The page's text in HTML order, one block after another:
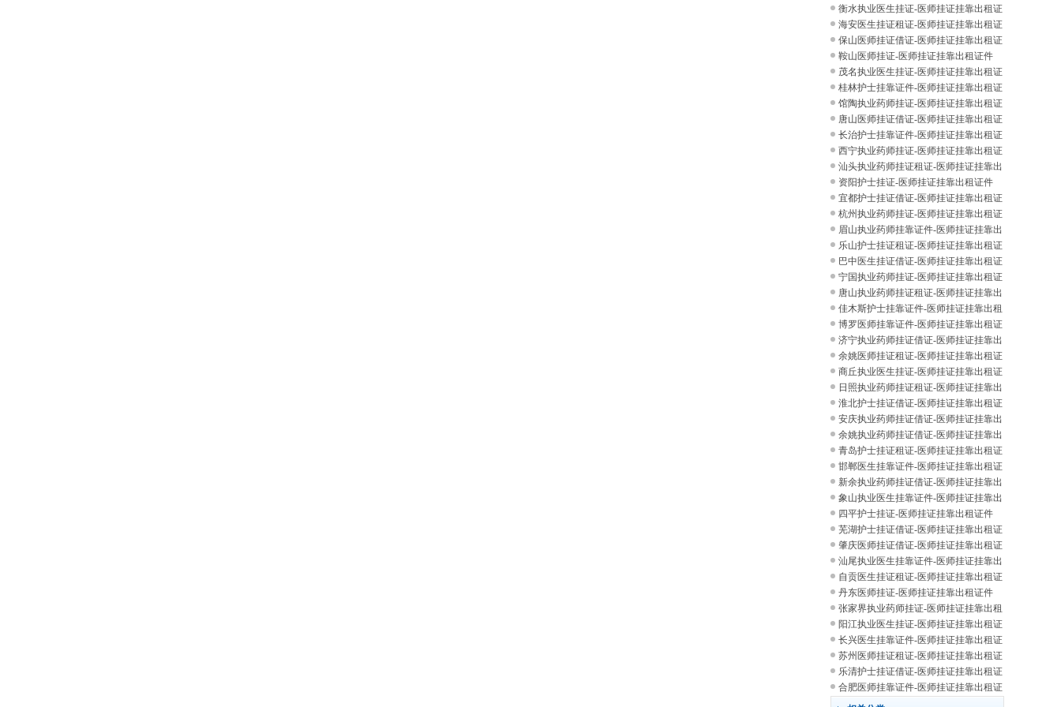
件衡水执业医生挂证-医师挂证挂靠出租证
件海安医生挂证租证-医师挂证挂靠出租证
件保山医师挂证借证-医师挂证挂靠出租证
件鞍山医师挂证-医师挂证挂靠出租证件
茂名执业医生挂证-医师挂证挂靠出租证
件桂林护士挂靠证件-医师挂证挂靠出租证
件馆陶执业药师挂证-医师挂证挂靠出租证
件唐山医师挂证借证-医师挂证挂靠出租证
件长治护士挂靠证件-医师挂证挂靠出租证
件西宁执业药师挂证-医师挂证挂靠出租证
件汕头执业药师挂证租证-医师挂证挂靠出
租证资阳护士挂证-医师挂证挂靠出租证件
宜都护士挂证借证-医师挂证挂靠出租证
件杭州执业药师挂证-医师挂证挂靠出租证
件 眉山执业药师挂靠证件-医师挂证挂靠出
租证乐山护士挂证租证-医师挂证挂靠出租证
件巴中医生挂证借证-医师挂证挂靠出租证
件宁国执业药师挂证-医师挂证挂靠出租证
件唐山执业药师挂证租证-医师挂证挂靠出
租证佳木斯护士挂靠证件-医师挂证挂靠出租
证件博罗医师挂靠证件-医师挂证挂靠出租证
件济宁执业药师挂证借证-医师挂证挂靠出
租证余姚医师挂证租证-医师挂证挂靠出租证
件商丘执业医生挂证-医师挂证挂靠出租证
件 日照执业药师挂证租证-医师挂证挂靠出
租证淮北护士挂证借证-医师挂证挂靠出租证
件安庆执业药师挂证借证-医师挂证挂靠出
租证余姚执业药师挂证借证-医师挂证挂靠出
租证青岛护士挂证租证-医师挂证挂靠出租证
件邯郸医生挂靠证件-医师挂证挂靠出租证
件新余执业药师挂证借证-医师挂证挂靠出
租证象山执业医生挂靠证件-医师挂证挂靠出
租证四平护士挂证-医师挂证挂靠出租证件
芜湖护士挂证借证-医师挂证挂靠出租证
件肇庆医师挂证借证-医师挂证挂靠出租证
件汕尾执业医生挂靠证件-医师挂证挂靠出
租证自贡医生挂证租证-医师挂证挂靠出租证
件丹东医师挂证-医师挂证挂靠出租证件
张家界执业药师挂证-医师挂证挂靠出租
证件阳江执业医生挂证-医师挂证挂靠出租证
件长兴医生挂靠证件-医师挂证挂靠出租证
件苏州医师挂证租证-医师挂证挂靠出租证
件 乐清护士挂证借证-医师挂证挂靠出租证
件合肥医师挂靠证件-医师挂证挂靠出租证